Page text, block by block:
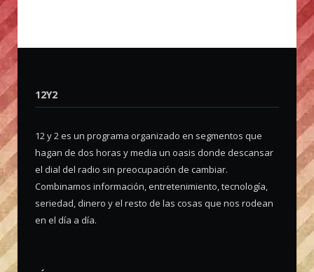
12Y2
12 y 2 es un programa organizado en segmentos que
hagan de dos horas y media un oasis donde descansar
el dial del radio sin preocupación de cambiar.
Combinamos información, entretenimiento, tecnología,
seriedad, dinero y el resto de las cosas que nos rodean
en el día a día.